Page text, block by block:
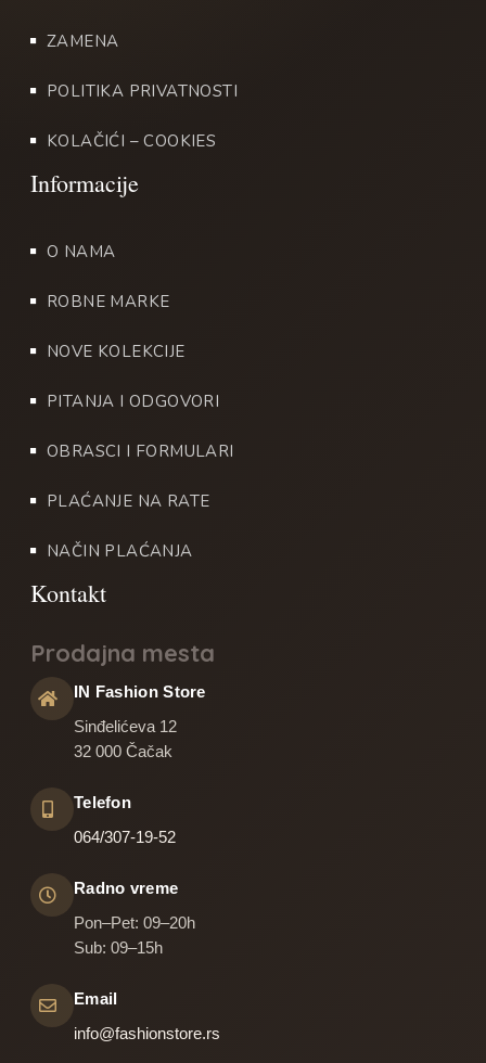
ZAMENA
POLITIKA PRIVATNOSTI
KOLAČIĆI – COOKIES
O NAMA
ROBNE MARKE
NOVE KOLEKCIJE
PITANJA I ODGOVORI
OBRASCI I FORMULARI
PLAĆANJE NA RATE
NAČIN PLAĆANJA
Prodajna mesta
IN Fashion Store
Sinđelićeva 12
32 000 Čačak
Telefon
064/307-19-52
Radno vreme
Pon–Pet: 09–20h
Sub: 09–15h
Email
info@fashionstore.rs